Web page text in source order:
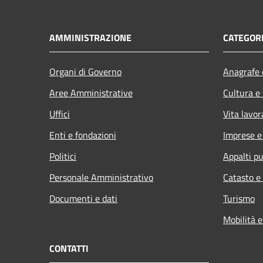
AMMINISTRAZIONE
Organi di Governo
Aree Amministrative
Uffici
Enti e fondazioni
Politici
Personale Amministrativo
Documenti e dati
Cultura
Vita
Imprese
Appalti
Catasto
Turismo
Mobilità
CONTATTI